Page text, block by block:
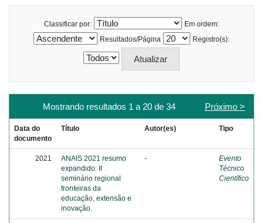
Classificar por:
Em ordem:
Resultados/Página
Registro(s):
Mostrando resultados 1 a 20 de 34 Próximo >
Data do
documento
Título Autor(es) Tipo
2021
ANAIS 2021 resumo
expandido: II
seminário regional
fronteiras da
educação, extensão e
inovação.
-
Evento
Técnico
Científico